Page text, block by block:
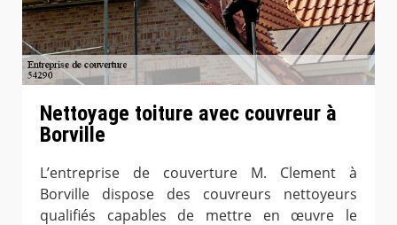
Nettoyage toiture avec couvreur à
Borville
L’entreprise de couverture M. Clement à
Borville dispose des couvreurs nettoyeurs
qualifiés capables de mettre en œuvre le